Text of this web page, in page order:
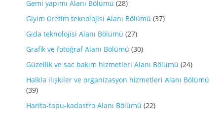
Gemi yapımı Alanı Bölümü (28)
Giyim üretim teknolojisi Alanı Bölümü (37)
Gıda teknolojisi Alanı Bölümü (27)
Grafik ve fotoğraf Alanı Bölümü (30)
Güzellik ve sac bakım hizmetleri Alanı Bölümü (24)
Halkla ilişkiler ve organizasyon hizmetleri Alanı Bölümü
(39)
Harita-tapu-kadastro Alanı Bölümü (22)